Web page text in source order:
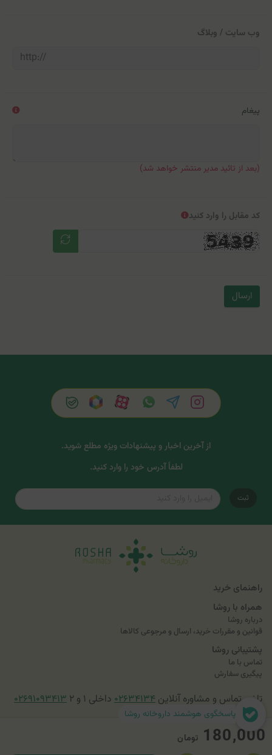
180,000 تومان
وب سایت / وبلاگ
پیغام
(بعد از تائید مدیر منتشر خواهد شد)
کد مقابل را وارد کنید
ارسال
از آخرین اخبار و پیشنهادات ویژه مطلع شوید.
لطفاً آدرس خود را وارد کنید.
ثبت
راهنمای خرید
همراه با روشا
درباره روشا
قوانین و مقررات خرید، ارسال و مرجوعی کالاها
پشتیبانی روشا
تماس با ما
پیگیری سفارش
تلفن تماس و مشاوره آنلاین ۰۲۶۳۴۱۳۴ داخلی ۱ و ۲ ۰۲۶۹۱۰۹۳۴۱۳
پاسخگوی هوشمند داروخانه روشا